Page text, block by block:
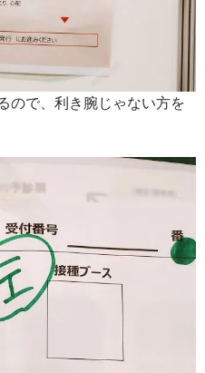
ので、利き腕じゃない方を